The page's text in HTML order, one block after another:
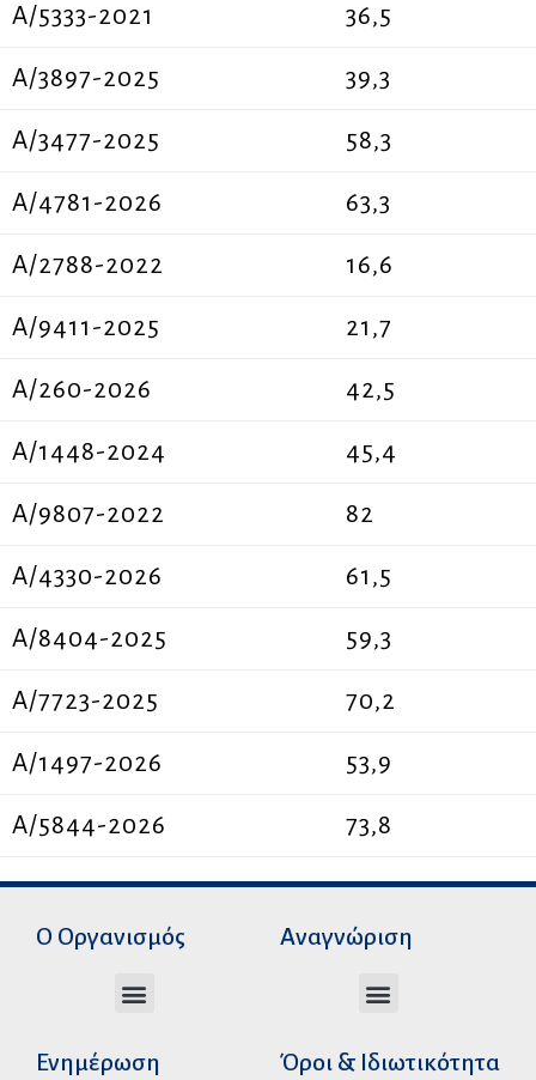
Α/5333-2021 36,5
A/3897-2025 39,3
A/3477-2025 58,3
A/4781-2026 63,3
Α/2788-2022 16,6
A/9411-2025 21,7
Α/260-2026 42,5
A/1448-2024 45,4
A/9807-2022 82
Α/4330-2026 61,5
Α/8404-2025 59,3
A/7723-2025 70,2
Α/1497-2026 53,9
A/5844-2026 73,8
Ο Οργανισμός Αναγνώριση
Ενημέρωση Όροι & Ιδιωτικότητα